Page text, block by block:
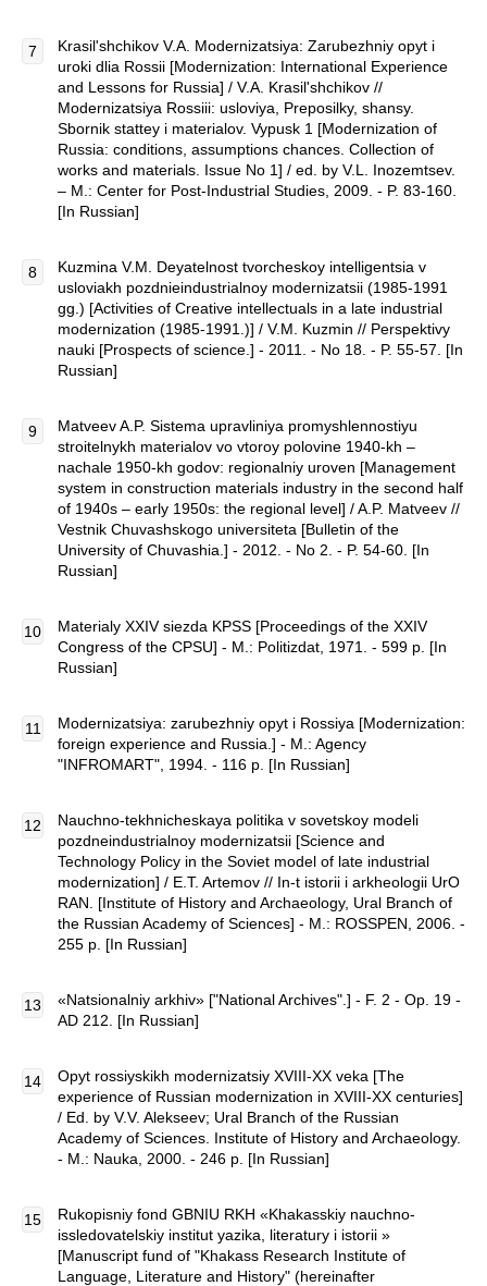
Krasil'shchikov V.A. Modernizatsiya: Zarubezhniy opyt i
uroki dlia Rossii [Modernization: International Experience
and Lessons for Russia] / V.A. Krasil'shchikov //
Modernizatsiya Rossiii: usloviya, Preposilky, shansy.
Sbornik stattey i materialov. Vypusk 1 [Modernization of
Russia: conditions, assumptions chances. Collection of
works and materials. Issue No 1] / ed. by V.L. Inozemtsev.
– M.: Center for Post-Industrial Studies, 2009. - P. 83-160.
[In Russian]
Kuzmina V.M. Deyatelnost tvorcheskoy intelligentsia v
usloviakh pozdnieindustrialnoy modernizatsii (1985-1991
gg.) [Activities of Creative intellectuals in a late industrial
modernization (1985-1991.)] / V.M. Kuzmin // Perspektivy
nauki [Prospects of science.] - 2011. - No 18. - P. 55-57. [In
Russian]
Matveev A.P. Sistema upravliniya promyshlennostiyu
stroitelnykh materialov vo vtoroy polovine 1940-kh –
nachale 1950-kh godov: regionalniy uroven [Management
system in construction materials industry in the second half
of 1940s – early 1950s: the regional level] / A.P. Matveev //
Vestnik Chuvashskogo universiteta [Bulletin of the
University of Chuvashia.] - 2012. - No 2. - P. 54-60. [In
Russian]
Materialy XXIV siezda KPSS [Proceedings of the XXIV
Congress of the CPSU] - M.: Politizdat, 1971. - 599 p. [In
Russian]
Modernizatsiya: zarubezhniy opyt i Rossiya [Modernization:
foreign experience and Russia.] - M.: Agency
"INFROMART", 1994. - 116 p. [In Russian]
Nauchno-tekhnicheskaya politika v sovetskoy modeli
pozdneindustrialnoy modernizatsii [Science and
Technology Policy in the Soviet model of late industrial
modernization] / E.T. Artemov // In-t istorii i arkheologii UrO
RAN. [Institute of History and Archaeology, Ural Branch of
the Russian Academy of Sciences] - M.: ROSSPEN, 2006. -
255 p. [In Russian]
«Natsionalniy arkhiv» ["National Archives".] - F. 2 - Op. 19 -
AD 212. [In Russian]
Opyt rossiyskikh modernizatsiy XVIII-XX veka [The
experience of Russian modernization in XVIII-XX centuries]
/ Ed. by V.V. Alekseev; Ural Branch of the Russian
Academy of Sciences. Institute of History and Archaeology.
- M.: Nauka, 2000. - 246 p. [In Russian]
Rukopisniy fond GBNIU RKH «Khakasskiy nauchno-
issledovatelskiy institut yazika, literatury i istorii »
[Manuscript fund of "Khakass Research Institute of
Language, Literature and History" (hereinafter